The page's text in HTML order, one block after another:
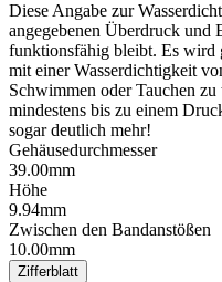
Diese Angabe zur
angegebenen Überdruck und
funktionsfähig bleibt. Es wird
mit einer Wasserdichtigkeit
Schwimmen oder Tauchen
mindestens bis zu einem
sogar deutlich mehr!
Gehäusedurchmesser
39.00mm
Höhe
9.94mm
Zwischen den Bandanstößen
10.00mm
Zifferblatt